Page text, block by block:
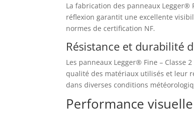
La fabrication des panneaux
réflexion garantit une excellente
normes de certification NF.
Résistance et durabilité
Les panneaux Legger® Fine – Classe
qualité des matériaux utilisés et leur
dans diverses conditions
Performance